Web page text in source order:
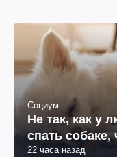
Социум
Не так, как у
спать
22 часа назад